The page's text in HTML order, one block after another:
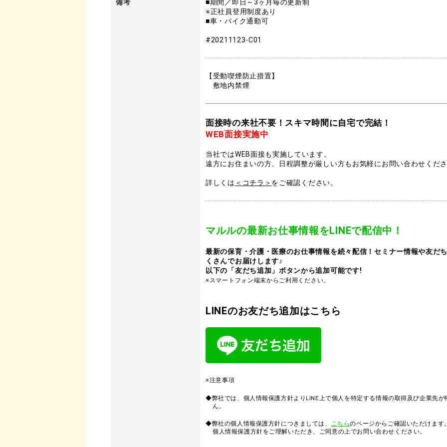
備考
■期間／即日～3ヶ月毎の更新制
※正社員登用制度あり
■車・バイク通勤可
#20211123-C01
【受動喫煙防止措置】
敷地内禁煙
面接時の来社不要！スキマ時間に自宅で完結！
WEB面接実施中
当社ではWEB面接も実施しています。
遠方にお住まいの方、日程調整が厳しい方もお気軽にお問い合わせくだ
詳しくは ＜コチラ＞ をご確認ください。
マルルの最新お仕事情報をLINEで配信中！
最新の保育・介護・医療のお仕事情報を続々配信！セミナー情報や友だ
くさんでお届けします♪
以下の「友だち追加」ボタンから追加可能です!
※スマートフォン端末からご利用ください。
LINEのお友だち追加はこちら
※注意事項
◆弊社では、個人情報保護方針よりLINE上で個人を特定する情報の取得及び企業先
ん。
◆弊社の個人情報保護方針につきましては、 こちらのページからご確認いただけま
個人情報保護方針をご理解いただき、ご同意の上でお問い合わせください。